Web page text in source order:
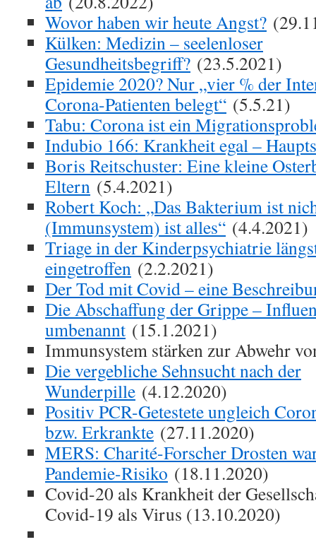
Wovor haben wir heute Angst?
Külken: Medizin – seelenloser
Gesundheitsbegriff? (23.5.2021)
Epidemie 2020? Nur „vier % der
Corona-Patienten belegt“ (5.5.21)
Tabu: Corona ist ein
Indubio 166: Krankheit egal –
Boris Reitschuster: Eine kleine
Eltern (5.4.2021)
Robert Koch: „Das Bakterium ist
(Immunsystem) ist alles“ (4.4.2021)
Triage in der Kinderpsychiatrie
eingetroffen (2.2.2021)
Der Tod mit Covid – eine
Die Abschaffung der Grippe –
umbenannt (15.1.2021)
Immunsystem stärken zur Abwehr
Die vergebliche Sehnsucht nach der
Wunderpille (4.12.2020)
Positiv PCR-Getestete ungleich
bzw. Erkrankte (27.11.2020)
MERS: Charité-Forscher Drosten
Pandemie-Risiko (18.11.2020)
Covid-20 als Krankheit der
Covid-19 als Virus (13.10.2020)